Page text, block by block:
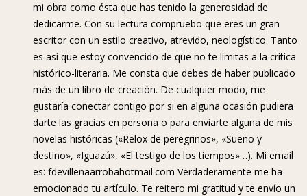
mi obra como ésta que has tenido la generosidad de
dedicarme. Con su lectura compruebo que eres un gran
escritor con un estilo creativo, atrevido, neologístico. Tanto
es así que estoy convencido de que no te limitas a la crítica
histórico-literaria. Me consta que debes de haber publicado
más de un libro de creación. De cualquier modo, me
gustaría conectar contigo por si en alguna ocasión pudiera
darte las gracias en persona o para enviarte alguna de mis
novelas históricas («Relox de peregrinos», «Sueño y
destino», «Iguazú», «El testigo de los tiempos»…). Mi email
es: fdevillenaarrobahotmail.com Verdaderamente me ha
emocionado tu artículo. Te reitero mi gratitud y te envío un